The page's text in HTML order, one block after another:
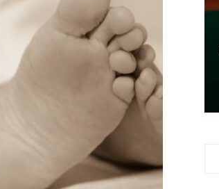
CHARGE MENTALE
Stress après le travail :
comment relâcher la pression
9 JANVIER 2026